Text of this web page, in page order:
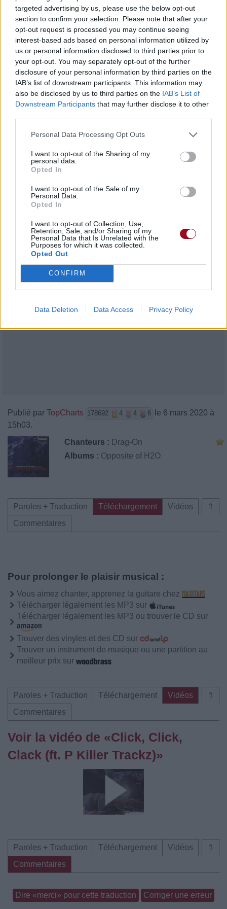
targeted advertising by us, please use the below opt-out
section to confirm your selection. Please note that after your
opt-out request is processed you may continue seeing
interest-based ads based on personal information utilized by
us or personal information disclosed to third parties prior to
your opt-out. You may separately opt-out of the further
disclosure of your personal information by third parties on the
IAB’s list of downstream participants. This information may
also be disclosed by us to third parties on the IAB’s List of
Downstream Participants that may further disclose it to other
Personal Data Processing Opt Outs
I want to opt-out of the Sharing of my
personal data.
Opted In
I want to opt-out of the Sale of my
Personal Data.
Opted In
I want to opt-out of Collection, Use,
Retention, Sale, and/or Sharing of my
Personal Data that Is Unrelated with the
Purposes for which it was collected.
Opted Out
CONFIRM
Data Deletion Data Access Privacy Policy
Et percer mon épaule, pour lui en coller un direct dans sa
gorge
And make him choke up, blood all over, leave him by
his Rover
Pour qu'il s'étouffe, pisse le sang, et crève dans sa Rover
I tie 20 niggas up and have enough rope
J'attache 20 n*gros et il me reste suffisamment de corde
Won't stop tying til I get the leftover coke
Je vais continuer d'attacher jusqu'à ce que je choppe la
Parce que j'ai encerclé ton quartier comme les flics
Le seul truc que je vais faire contrairement à eux c'est tirer
(HOOK)
Publié par TopCharts 178692 4 4 6
le 6 mars 2020 à
15h03.
Chanteurs : Drag-On
Albums : Opposite of H2O
⇑
Paroles + Traduction Téléchargement
Vidéos
Commentaires
Pour prolonger le plaisir musical :
Vous aimez chanter, apprenez la guitare chez
Télécharger légalement les MP3 sur
Télécharger légalement les MP3 ou trouver le CD sur
Trouver des vinyles et des CD sur
Trouver un instrument de musique ou une partition au
meilleur prix sur
⇑
Paroles + Traduction Téléchargement
Vidéos
Commentaires
Voir la vidéo de «Click, Click,
Clack (ft. P Killer Trackz)»
⇑
Paroles + Traduction Téléchargement
Vidéos
Commentaires
Dire «merci» pour cette traduction Corriger une erreur